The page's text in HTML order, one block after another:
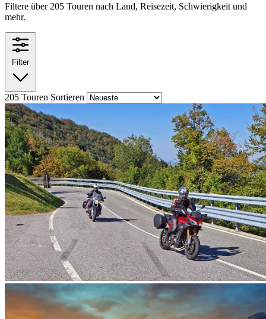
Filtere über 205 Touren nach Land, Reisezeit, Schwierigkeit und
mehr.
Filter
205 Touren Sortieren